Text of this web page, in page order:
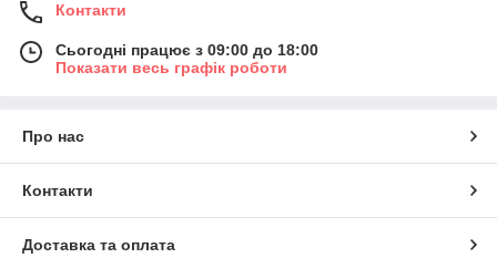
Контакти
Сьогодні працює з 09:00 до 18:00
Показати весь графік роботи
Про нас
Контакти
Доставка та оплата